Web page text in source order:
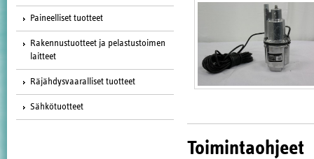
Paineelliset tuotteet
Rakennustuotteet ja pelastustoimen
laitteet
Räjähdysvaaralliset tuotteet
Sähkötuotteet
Toimintaohjeet